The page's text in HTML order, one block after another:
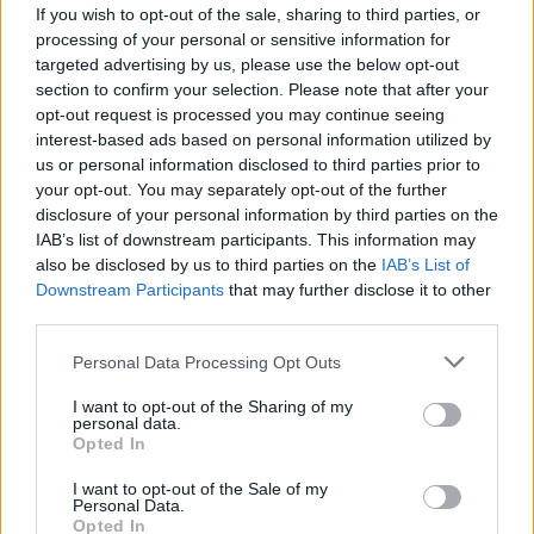
If you wish to opt-out of the sale, sharing to third parties, or
processing of your personal or sensitive information for
targeted advertising by us, please use the below opt-out
section to confirm your selection. Please note that after your
opt-out request is processed you may continue seeing
interest-based ads based on personal information utilized by
us or personal information disclosed to third parties prior to
your opt-out. You may separately opt-out of the further
disclosure of your personal information by third parties on the
IAB’s list of downstream participants. This information may
also be disclosed by us to third parties on the IAB’s List of
Downstream Participants that may further disclose it to other
Please note that this website/app uses one or more Google
not limited to your visit or usage behaviour. You may click to
grant or deny consent to Google and its third-party tags to
use your data for below specified purposes in below Google
consent section.
Personal Data Processing Opt Outs
I want to opt-out of the Sharing of my
personal data.
Opted In
I want to opt-out of the Sale of my
Personal Data.
Opted In
Pénzmosás és Terrorizmusfinanszírozás Elleni
Irodához (NAV PEI) kötelesek bejelentést tenni, ha
„pénzmosásra, terrorizmus finanszírozására vagy
dolog büntetendő cselekményből való származására
utaló adat, tény vagy körülmény” merül fel egy-egy
tranzakcióval kapcsolatban.
„A szolgáltató a bejelentéssel egyidejűleg ezekben az
esetekben köteles felfüggeszteni az ügyletet, így
például a bankszámlán lévő összeg külföldre
utalásának a végrehajtását is”. A hatályos szabályok
szerint erre van legfeljebb hét napja, feltéve, hogy a
NAV nem tesz a határidőn belül feljelentést, amely
miatti eljárást.
Ezzel kapcsolatban érdemes emlékeztetni arra, hogy
amikor márciusban egy szabálytalannak tartott
ukrán pénzszállítmányt feltartóztatták
később Orbán Viktor aláírásával a